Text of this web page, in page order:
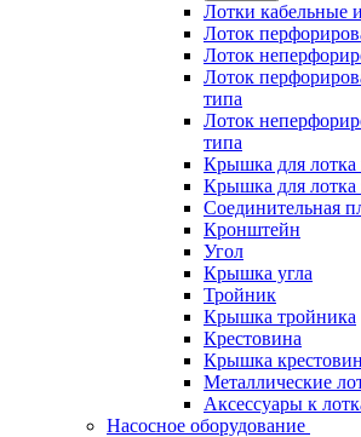
Лотки кабельные
Лоток
Лоток
Лоток
типа
Лоток
типа
Крышка для лотка
Крышка для лотка
Соединительная
Кронштейн
Угол
Крышка угла
Тройник
Крышка тройника
Крестовина
Крышка
Металлические
Аксессуары к
Насосное оборудование